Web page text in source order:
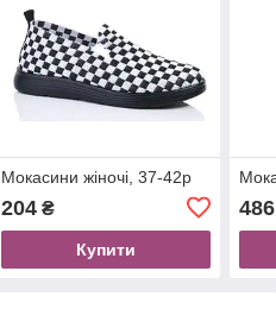
Мокасини жіночі, 37-42р
204₴
Купити
486